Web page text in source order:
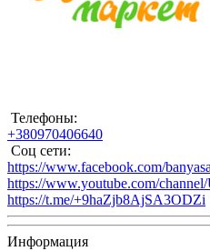
Телефоны:
+380970406640
Соц сети:
https://www.facebook.com/
https://www.youtube.com/
https://t.me/+9haZjb8AjSA3ODZi
Информация